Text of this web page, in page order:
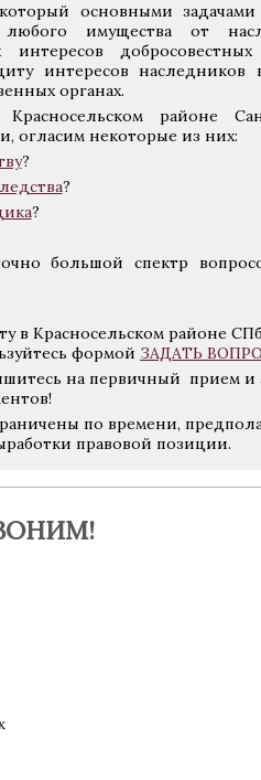
основными задачами
имущества от
добросовестных
интересов наследников
органах.
районе
огласим некоторые из них:
?
?
?
большой спектр
в Красносельском районе
формой ЗАДАТЬ
на первичный прием и
по времени,
правовой позиции.